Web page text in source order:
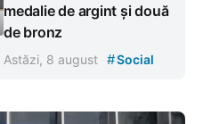
medalie de argint și două
de bronz
Astăzi, 8 august #Social